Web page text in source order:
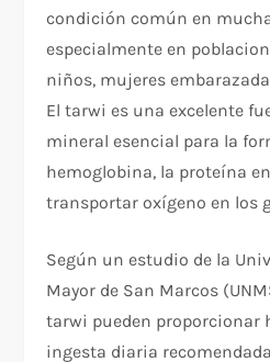
condición común en
especialmente en
niños, mujeres
El tarwi es una excelente
mineral esencial para la
hemoglobina, la proteína
transportar oxígeno en los
Según un estudio de la
Mayor de San Marcos
tarwi pueden proporcionar
ingesta diaria